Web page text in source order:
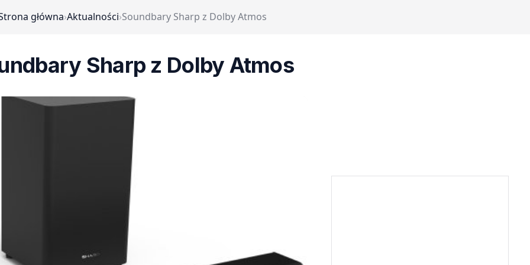
główna›Aktualności›Soundbary Sharp z Dolby Atmos
Sharp z Dolby Atmos